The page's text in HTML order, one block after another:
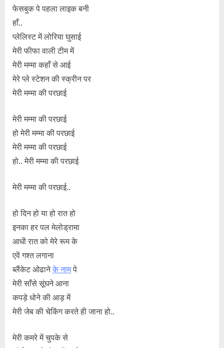
फेसबुक पे पहला लाइक बनी
हाँ..
प्लेलिस्ट में लोरिया घुसाई
मेरी फीफा वाली टीम में
मेरी मम्मा कहाँ से आई
मेरे प्ले स्टेशन की स्क्रीन पर
मेरी मम्मा की परछाई
मेरी मम्मा की परछाई
हो मेरी मम्मा की परछाई
मेरी मम्मा की परछाई
हो.. मेरी मम्मा की परछाई
मेरी मम्मा की परछाई..
हो दिन हो या हो रात हो
इनका हर पल मेलोड्रामा
आधी रात को मेरे रूम के
एवें गश्त लगाना
ब्लैंकेट ओढानेके नामपे
मेरी साँसे सूंघने आना
कपड़े धोने की आड़ में
मेरी जेब की चेकिंग करते ही जाना हो..
मेरी कमरे में चुपके से